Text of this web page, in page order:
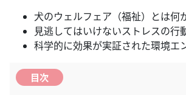
犬のウェルフェア（福祉）とは何
見逃してはいけないストレスの行
科学的に効果が実証された環境エ
目次